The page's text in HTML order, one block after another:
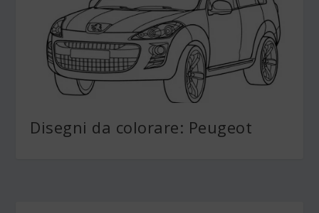
Disegni da colorare: Peugeot